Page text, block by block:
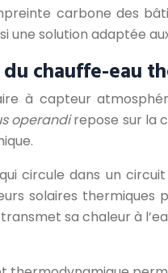
carbone des
une solution adaptée
chauffe-eau
à capteur
operandirepose sur la
circule dans un
solaires
sa chaleur à